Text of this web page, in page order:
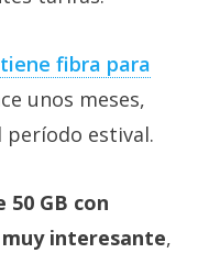
fibra para
unos meses,
período estival.
GB con
interesante,